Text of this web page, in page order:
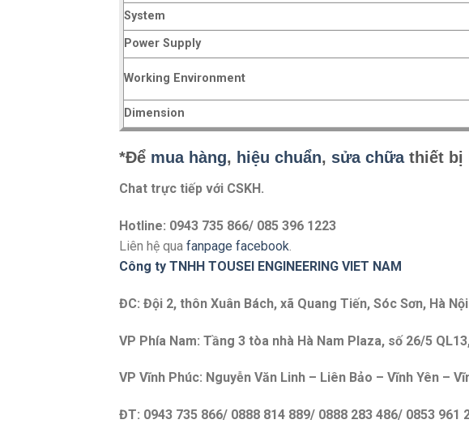
System
Power Supply
Working Environment
Dimension
*Để mua hàng, hiệu chuẩn, sửa chữathiết bị
Chat trực tiếp với CSKH.
Hotline: 0943 735 866/ 085 396 1223
Liên hệ qua fanpage facebook.
Công ty TNHH TOUSEI ENGINEERING VIET NAM
ĐC: Đội 2, thôn Xuân Bách, xã Quang Tiến, Sóc Sơn, Hà Nội
VP Phía Nam: Tầng 3 tòa nhà Hà Nam Plaza, số 26/5
VP Vĩnh Phúc: Nguyễn Văn Linh – Liên Bảo – Vĩnh Yên –
ĐT: 0943 735 866/ 0888 814 889/ 0888 283 486/ 0853 961